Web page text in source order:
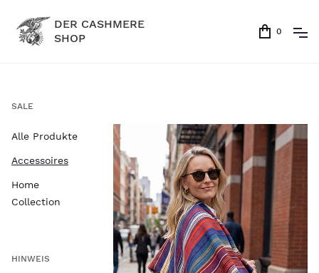
DER CASHMERE
SHOP
0
SALE
Alle Produkte
Accessoires
Home
Collection
HINWEIS